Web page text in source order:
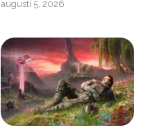
augusti 5, 2026